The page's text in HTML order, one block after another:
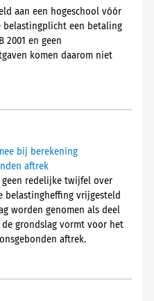
aan een hogeschool vóór
belastingplicht een betaling
2001 en geen
komen daarom niet
bij berekening
aftrek
geen redelijke twijfel over
belastingheffing vrijgesteld
worden genomen als deel
grondslag vormt voor het
aftrek.